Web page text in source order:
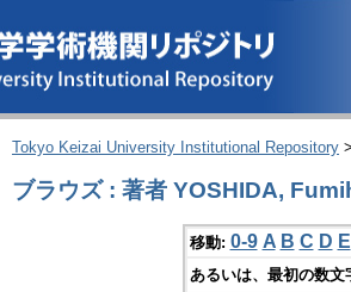
Tokyo Keizai University Institutional Repository
ブラウズ : 著者 YOSHIDA,
移動: 0-9 A B C D E
あるいは、最初の数